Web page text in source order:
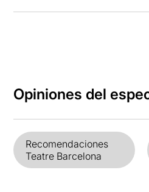
Opiniones del
Recomendaciones
Teatre Barcelona